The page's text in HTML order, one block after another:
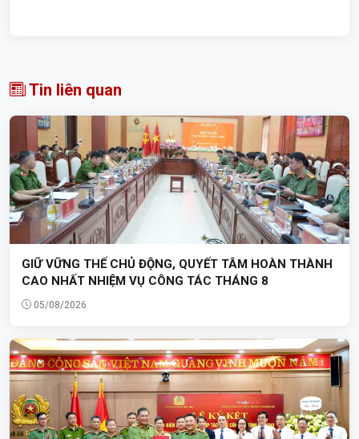
Tin liên quan
GIỮ VỮNG THẾ CHỦ ĐỘNG, QUYẾT TÂM HOÀN THÀNH
CAO NHẤT NHIỆM VỤ CÔNG TÁC THÁNG 8
05/08/2026